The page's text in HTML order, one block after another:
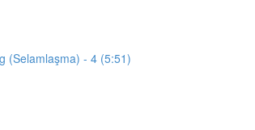
(Selamlaşma) - 4 (5:51)